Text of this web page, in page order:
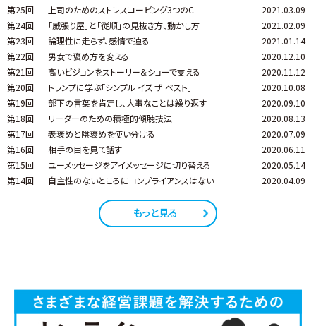
第25回
上司のためのストレスコーピング3つのC
2021.03.09
第24回
「威張り屋」と「従順」の見抜き方、動かし方
2021.02.09
第23回
論理性に走らず、感情で迫る
2021.01.14
第22回
男女で褒め方を変える
2020.12.10
第21回
高いビジョンをストーリー＆ショーで支える
2020.11.12
第20回
トランプに学ぶ「シンプル イズ ザ ベスト」
2020.10.08
第19回
部下の言葉を肯定し、大事なことは繰り返す
2020.09.10
第18回
リーダーのための積極的傾聴技法
2020.08.13
第17回
表褒めと陰褒めを使い分ける
2020.07.09
第16回
相手の目を見て話す
2020.06.11
第15回
ユーメッセージをアイメッセージに切り替える
2020.05.14
第14回
自主性のないところにコンプライアンスはない 2020.04.09
もっと見る